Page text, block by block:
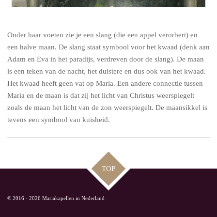
Onder haar voeten zie je een slang (die een appel verorbert) en
een halve maan. De slang staat symbool voor het kwaad (denk aan
Adam en Eva in het paradijs, verdreven door de slang). De maan
is een teken van de nacht, het duistere en dus ook van het kwaad.
Het kwaad heeft geen vat op Maria. Een andere connectie tussen
Maria en de maan is dat zij het licht van Christus weerspiegelt
zoals de maan het licht van de zon weerspiegelt. De maansikkel is
tevens een symbool van kuisheid.
TOP
© 2016 - 2026 Mariakapellen in Nederland